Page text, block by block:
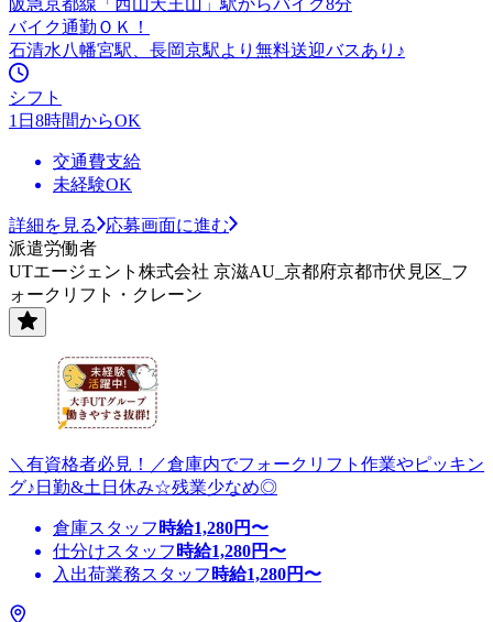
バイク通勤ＯＫ！
石清水八幡宮駅、長岡京駅より無料送迎バスあり♪
シフト
1日8時間からOK
交通費支給
未経験OK
詳細を見る
応募画面に進む
派遣労働者
UTエージェント株式会社 京滋AU_京都府京都市伏見区_フ
ォークリフト・クレーン
＼有資格者必見！／倉庫内でフォークリフト作業やピッキン
グ♪日勤&土日休み☆残業少なめ◎
倉庫スタッフ 時給1,280円〜
仕分けスタッフ 時給1,280円〜
入出荷業務スタッフ 時給1,280円〜